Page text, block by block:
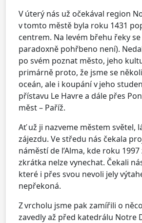
V úterý nás už očekával region
v tomto městě byla roku 1431
centrem. Na levém břehu řeky
paradoxně pohřbeno není).
po svém poznat město, jeho
primárně proto, že jsme se
oceán, ale i koupání v jeho
přístavu Le Havre a dále přes
měst – Paříž.
Ať už ji nazveme městem světel,
zájezdu. Ve středu nás čekala
náměstí de l’Alma, kde roku
zkrátka nelze vynechat. Čekali
které i přes svou nevoli jely
nepřekoná.
Z vrcholu jsme pak zamířili o
zavedly až před katedrálu Notre